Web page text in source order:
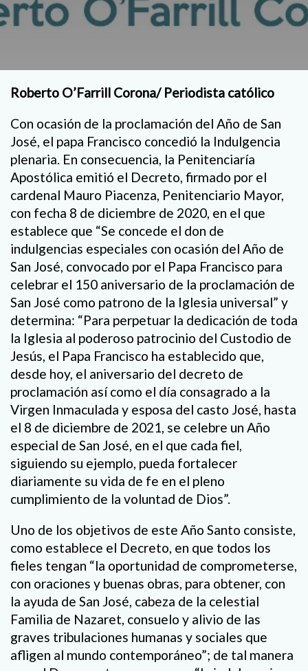
Roberto O’Farrill Corona/ Periodista católico
Con ocasión de la proclamación del Año de San
José, el papa Francisco concedió la Indulgencia
plenaria. En consecuencia, la Penitenciaría
Apostólica emitió el Decreto, firmado por el
cardenal Mauro Piacenza, Penitenciario Mayor,
con fecha 8 de diciembre de 2020, en el que
establece que “Se concede el don de
indulgencias especiales con ocasión del Año de
San José, convocado por el Papa Francisco para
celebrar el 150 aniversario de la proclamación de
San José como patrono de la Iglesia universal” y
determina: “Para perpetuar la dedicación de toda
la Iglesia al poderoso patrocinio del Custodio de
Jesús, el Papa Francisco ha establecido que,
desde hoy, el aniversario del decreto de
proclamación así como el día consagrado a la
Virgen Inmaculada y esposa del casto José, hasta
el 8 de diciembre de 2021, se celebre un Año
especial de San José, en el que cada fiel,
siguiendo su ejemplo, pueda fortalecer
diariamente su vida de fe en el pleno
cumplimiento de la voluntad de Dios”.
Uno de los objetivos de este Año Santo consiste,
como establece el Decreto, en que todos los
fieles tengan “la oportunidad de comprometerse,
con oraciones y buenas obras, para obtener, con
la ayuda de San José, cabeza de la celestial
Familia de Nazaret, consuelo y alivio de las
graves tribulaciones humanas y sociales que
afligen al mundo contemporáneo”; de tal manera